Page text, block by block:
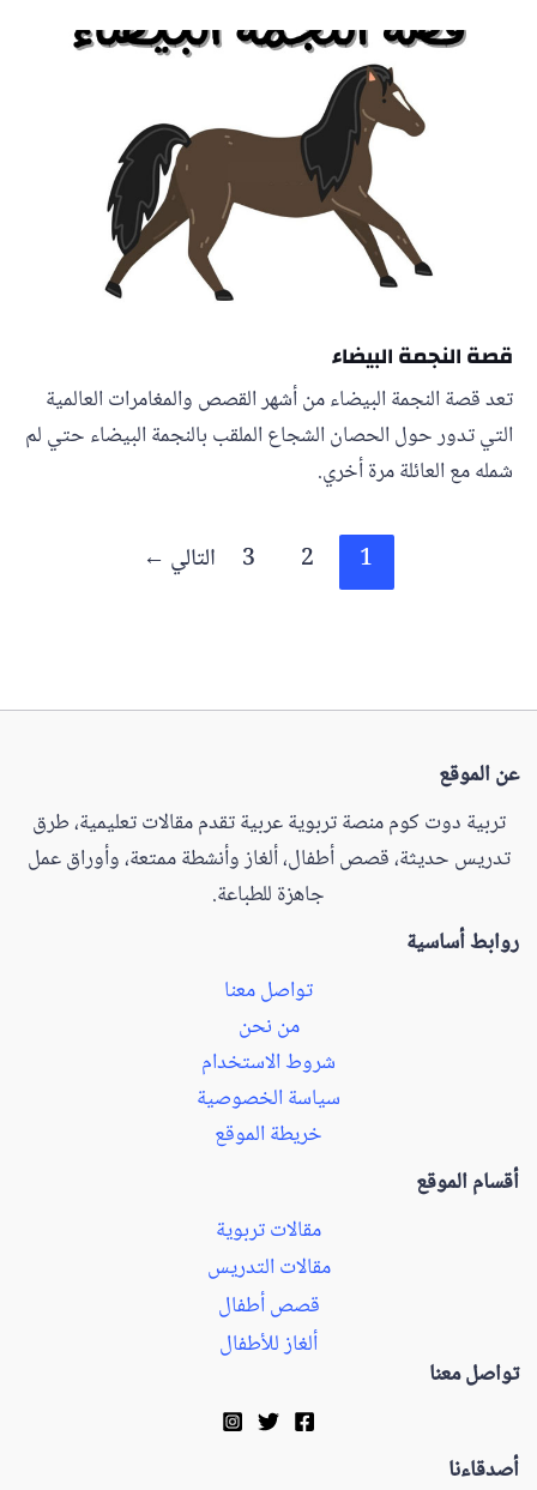
قصة النجمة البيضاء
تعد قصة النجمة البيضاء من أشهر القصص والمغامرات العالمية
التي تدور حول الحصان الشجاع الملقب بالنجمة البيضاء حتي لم
شمله مع العائلة مرة أخري.
1
2
3 التالي ←
عن الموقع
تربية دوت كوم منصة تربوية عربية تقدم مقالات تعليمية، طرق
تدريس حديثة، قصص أطفال، ألغاز وأنشطة ممتعة، وأوراق عمل
جاهزة للطباعة.
روابط أساسية
تواصل معنا
من نحن
شروط الاستخدام
سياسة الخصوصية
خريطة الموقع
أقسام الموقع
مقالات تربوية
مقالات التدريس
قصص أطفال
ألغاز للأطفال
تواصل معنا
أصدقاءنا